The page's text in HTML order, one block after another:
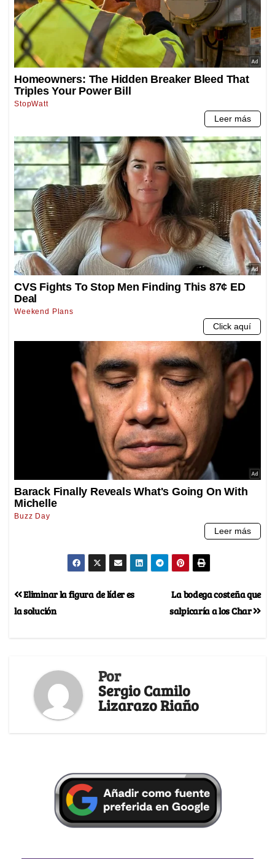
La bodega costeña que
salpicaría a los Char
Eliminar la figura de líder es
la solución
Por
Sergio Camilo
Lizarazo Riaño